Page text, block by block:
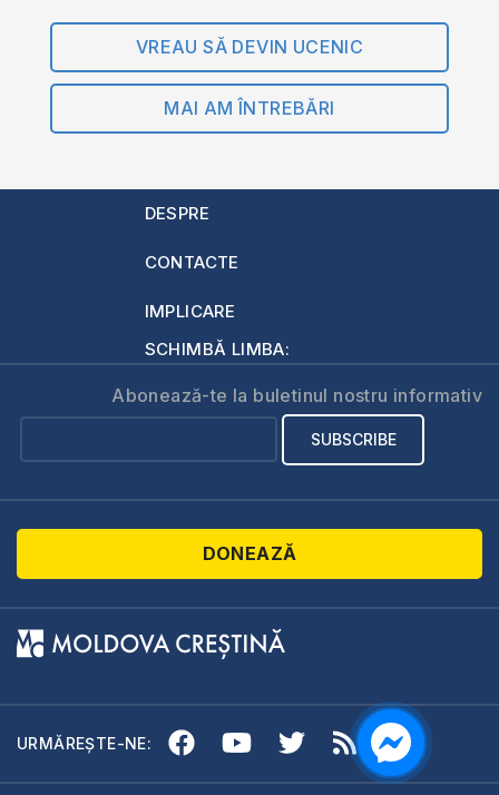
VREAU SĂ DEVIN UCENIC
MAI AM ÎNTREBĂRI
DESPRE
CONTACTE
IMPLICARE
SCHIMBĂ LIMBA:
Abonează-te la buletinul nostru informativ
DONEAZĂ
URMĂREȘTE-NE: